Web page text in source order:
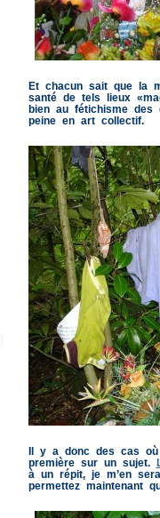
Et chacun sait que la
santé de tels lieux
bien au fétichisme des
peine en art collectif.
Il y a donc des cas
première sur un sujet.
à un répit, je m’en
permettez maintenant